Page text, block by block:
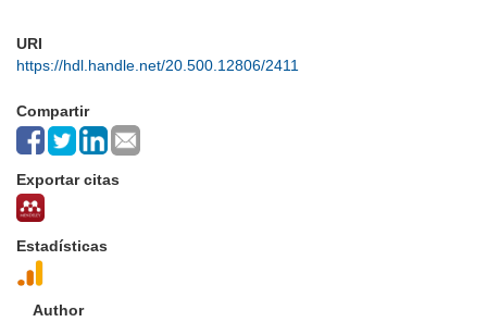
URI
https://hdl.handle.net/20.500.12806/2411
Compartir
Exportar citas
Estadísticas
Author